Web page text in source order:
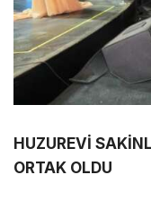
HUZUREVİ
ORTAK OLDU